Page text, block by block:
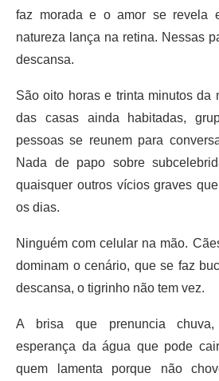
faz morada e o amor se revela
natureza lança na retina. Nessas
descansa.
São oito horas e trinta minutos da
das casas ainda habitadas,
pessoas se reunem para
Nada de papo sobre
quaisquer outros vícios graves
os dias.
Ninguém com celular na mão.
dominam o cenário, que se faz
descansa, o tigrinho não tem vez.
A brisa que prenuncia
esperança da água que pode
quem lamenta porque não